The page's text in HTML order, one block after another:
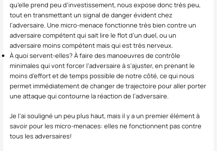
qu’elle prend peu d’investissement, nous expose donc très peu,
tout en transmettant un signal de danger évident chez
l’adversaire. Une micro-menace fonctionne très bien contre un
adversaire compétent qui sait lire le flot d’un duel, ou un
adversaire moins compétent mais qui est très nerveux.
À quoi servent-elles? À faire des manoeuvres de contrôle
minimales qui vont forcer l’adversaire à s’ajuster, en prenant le
moins d’effort et de temps possible de notre côté, ce qui nous
permet immédiatement de changer de trajectoire pour aller porter
une attaque qui contourne la réaction de l’adversaire.
Je l’ai souligné un peu plus haut, mais il y a un premier élément à
savoir pour les micro-menaces: elles ne fonctionnent pas contre
tous les adversaires!